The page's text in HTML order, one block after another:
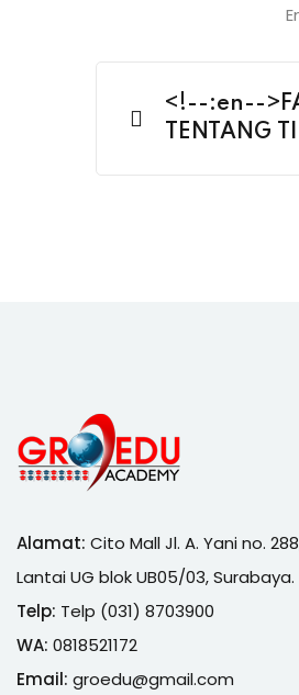
<!--:en--
TENTANG
Alamat: Cito Mall Jl. A. Yani no.
Lantai UG blok UB05/03, Surabaya.
Telp: Telp (031) 8703900
WA: 0818521172
Email: groedu@gmail.com